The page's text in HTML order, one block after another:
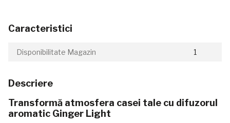
Caracteristici
Disponibilitate Magazin 1
Descriere
Transformă atmosfera casei tale cu difuzorul
aromatic Ginger Light